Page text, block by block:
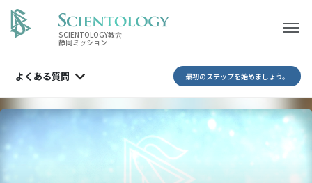
SCIENTOLOGY教会
静岡ミッション
よくある質問 最初のステップを始めましょう。